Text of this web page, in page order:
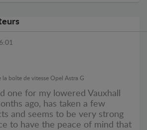
la boîte de vitesse Opel Astra G
one for my lowered Vauxhall
ago, has taken a few
and seems to be very strong
to have the peace of mind that